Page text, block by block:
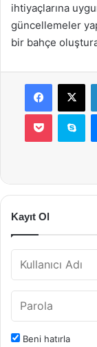
ihtiyaçlarına
güncellemeler
bir bahçe
Facebook
X
Pocket
Kayıt Ol
Beni hatırla